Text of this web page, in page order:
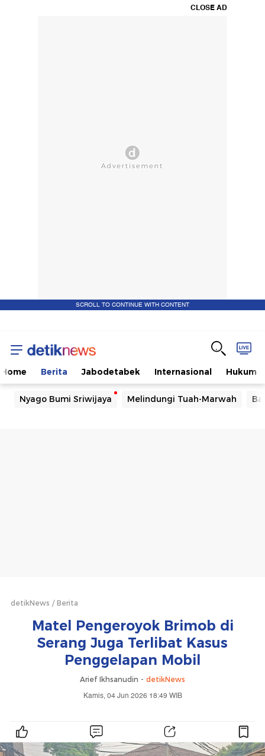
CLOSE AD
SCROLL TO CONTINUE WITH CONTENT
Home Berita Jabodetabek Internasional Hukum
Nyago Bumi Sriwijaya Melindungi Tuah-Marwah
detikNews Berita
Matel Pengeroyok Brimob di
Serang Juga Terlibat Kasus
Penggelapan Mobil
Arief Ikhsanudin - detikNews
Kamis, 04 Jun 2026 18:49 WIB